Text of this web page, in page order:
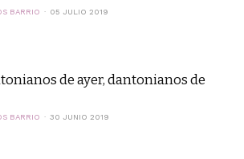
BARRIO 05 JULIO 2019
de ayer, dantonianos de
BARRIO 30 JUNIO 2019